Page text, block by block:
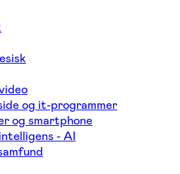
og it-programmer
og smartphone
- AI